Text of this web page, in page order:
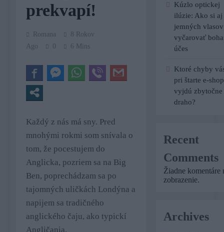
prekvapí!
Romana
8 Rokov
Ago
0 6 Mins
Každý z nás má sny. Pred
mnohými rokmi som snívala o
tom, že pocestujem do
Anglicka, pozriem sa na Big
Ben, poprechádzam sa po
tajomných uličkách Londýna a
napijem sa tradičného
anglického čaju, ako typickí
Angličania.
Kúzlo optickej
ilúzie: Ako si aj
jemných vlasov
vyčarovať
účes
Ktoré chyby
pri štarte e-
vyjdú zbytočne
draho?
Recent
Comments
Žiadne komentáre
zobrazenie.
Archives